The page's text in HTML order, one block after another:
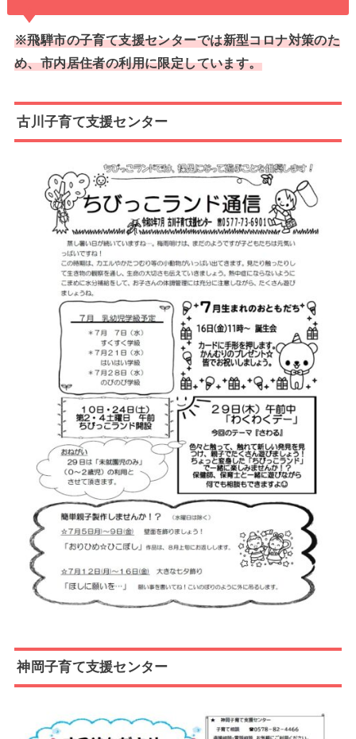
※飛騨市の子育て支援センターでは新型コロナ対策のた
め、市内居住者の利用に限定しています。
古川子育て支援センター
神岡子育て支援センター